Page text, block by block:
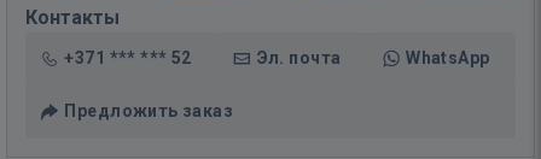
Контакты
+371 *** *** 52 Эл. почта WhatsApp
Предложить заказ